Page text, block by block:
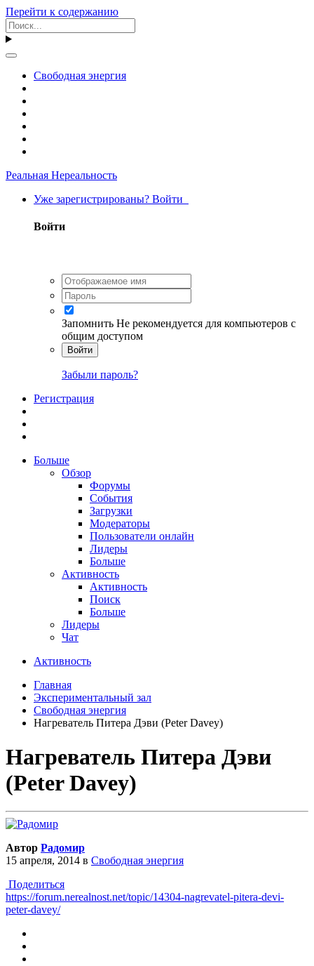
Перейти к содержанию
Свободная энергия
Реальная Нереальность
Уже зарегистрированы? Войти
Войти
Запомнить Не рекомендуется для компьютеров с
общим доступом
Войти
Забыли пароль?
Регистрация
Больше
Обзор
Форумы
События
Загрузки
Модераторы
Пользователи онлайн
Лидеры
Больше
Активность
Активность
Поиск
Больше
Лидеры
Чат
Активность
Главная
Экспериментальный зал
Свободная энергия
Нагреватель Питера Дэви (Peter Davey)
Нагреватель Питера Дэви
(Peter Davey)
Автор Радомир
15 апреля, 2014 в Свободная энергия
Поделиться
https://forum.nerealnost.net/topic/14304-nagrevatel-pitera-devi-
peter-davey/